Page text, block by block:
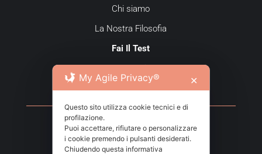
Chi siamo
La Nostra Filosofia
Fai Il Test
Contatti
Privacy Policy
Via Tenivelli 1 – 10143 Torino
My Agile Privacy® ✕
Questo sito utilizza cookie tecnici e di
profilazione.
Puoi accettare, rifiutare o personalizzare
i cookie premendo i pulsanti desiderati.
Chiudendo questa informativa